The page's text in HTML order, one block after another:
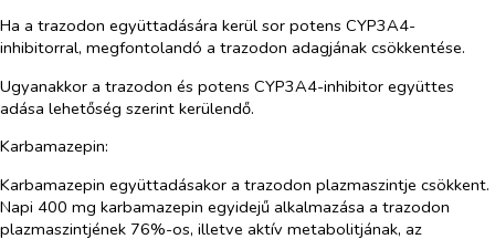
Ha a trazodon együttadására kerül sor potens CYP3A4-
inhibitorral, megfontolandó a trazodon adagjának csökkentése.
Ugyanakkor a trazodon és potens CYP3A4-inhibitor együttes
adása lehetőség szerint kerülendő.
Karbamazepin:
Karbamazepin együttadásakor a trazodon plazmaszintje csökkent.
Napi 400 mg karbamazepin egyidejű alkalmazása a trazodon
plazmaszintjének 76%-os, illetve aktív metabolitjának, az